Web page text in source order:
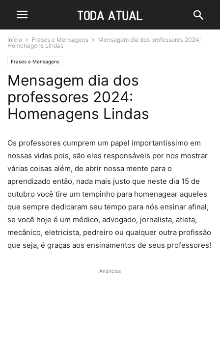
Início Frases e Mensagens
Mensagem dia dos professores 2024:
Homenagens Lindas
Frases e Mensagens
Mensagem dia dos
professores 2024:
Homenagens Lindas
Os professores cumprem um papel importantíssimo em
nossas vidas pois, são eles responsáveis por nos mostrar
várias coisas além, de abrir nossa mente para o
aprendizado então, nada mais justo que neste dia 15 de
outubro você tire um tempinho para homenagear aqueles
que sempre dedicaram seu tempo para nós ensinar afinal,
se você hoje é um médico, advogado, jornalista, atleta,
mecânico, eletricista, pedreiro ou qualquer outra profissão
que seja, é graças aos ensinamentos de seus professores!
Anúncios